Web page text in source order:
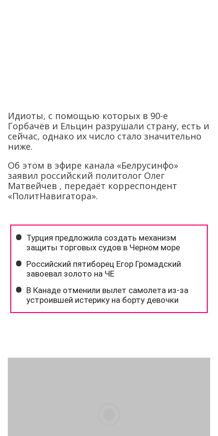
Идиоты, с помощью которых в 90-е
Горбачёв и Ельцин разрушали страну, есть и
сейчас, однако их число стало значительно
ниже.
Об этом в эфире канала «Белрусинфо»
заявил российский политолог Олег
Матвейчев , передаёт корреспондент
«ПолитНавигатора».